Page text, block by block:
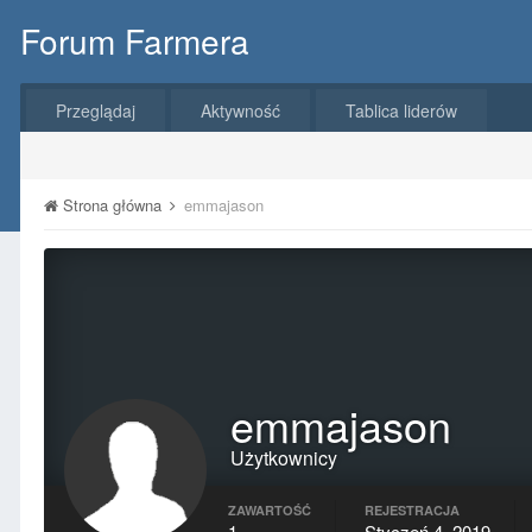
Forum Farmera
Przeglądaj Aktywność Tablica liderów
Strona główna emmajason
emmajason
Użytkownicy
ZAWARTOŚĆ REJESTRACJA